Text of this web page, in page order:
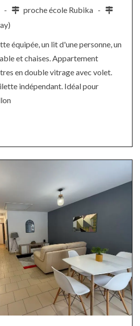
-
proche école Rubika -
équipée, un lit d'une personne, un
et chaises. Appartement
en double vitrage avec volet.
indépendant. Idéal pour